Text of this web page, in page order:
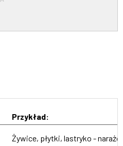
Przykład:
Żywice, płytki, lastryko -